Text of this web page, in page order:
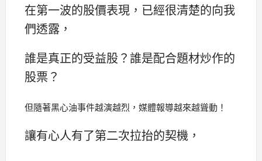
在第一波的股價表現，已經很清楚的向我
們透露，
誰是真正的受益股？誰是配合題材炒作的
股票？
但隨著黑心油事件越演越烈，媒體報導越來越聳動！
讓有心人有了第二次拉抬的契機，